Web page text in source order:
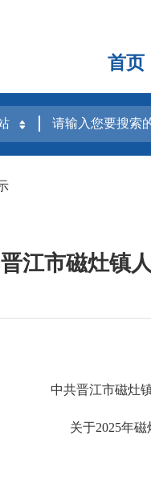
首页
江市磁灶镇
中共晋江市磁灶
关于2025年